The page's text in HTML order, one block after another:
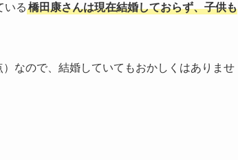
いる 橋田康さんは現在結婚しておらず、子供も
）なので、結婚していてもおかしくはありませ